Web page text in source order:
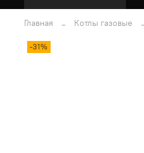
Главная Котлы газовые
-31%